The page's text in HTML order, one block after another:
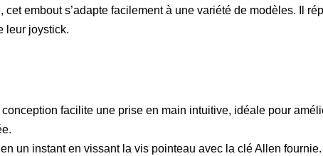
embout s’adapte facilement à une variété de modèles. Il
leur joystick.
conception facilite une prise en main intuitive, idéale pour
un instant en vissant la vis pointeau avec la clé Allen